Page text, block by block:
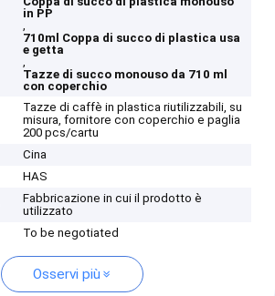
in PP
,
710ml Coppa di succo di plastica usa
e getta
,
Tazze di succo monouso da 710 ml
con coperchio
Tazze di caffè in plastica riutilizzabili, su
misura, fornitore con coperchio e paglia
200 pcs/cartu
Cina
HAS
Fabbricazione in cui il prodotto è
utilizzato
To be negotiated
Osservi più